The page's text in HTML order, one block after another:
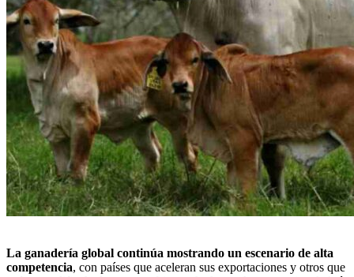
La ganadería global continúa mostrando un escenario de alta
competencia, con países que aceleran sus exportaciones y otros que